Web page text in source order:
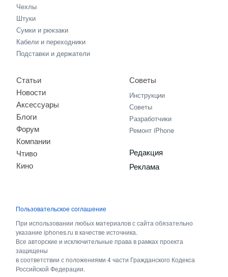
Чехлы
Штуки
Сумки и рюкзаки
Кабели и переходники
Подставки и держатели
Статьи
Новости
Аксессуары
Блоги
Форум
Компании
Чтиво
Кино
Советы
Инструкции
Советы
Разработчики
Ремонт iPhone
Редакция
Реклама
Пользовательское соглашение
При использовании любых материалов с сайта обязательно
указание iphones.ru в качестве источника.
Все авторские и исключительные права в рамках проекта
защищены
в соответствии с положениями 4 части Гражданского Кодекса
Российской Федерации.